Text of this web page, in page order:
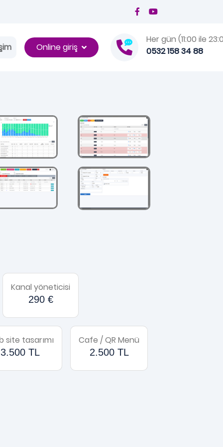
Online giriş
Her gün (11:00 ile
0532 158 34 88
Kanal yöneticisi
290 €
site tasarımı
3.500 TL
Cafe / QR Menü
2.500 TL